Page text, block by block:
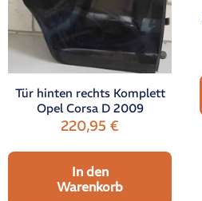
Tür hinten rechts Komplett
Opel Corsa D 2009
220,95€
In den
Warenkorb